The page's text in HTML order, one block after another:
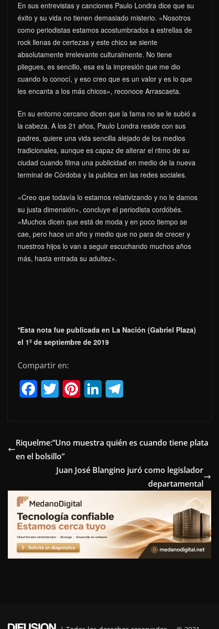
En sus entrevistas y canciones Paulo Londra dice que su
éxito y su vida no tienen demasiado misterio. «Nosotros
como periodistas estamos acostumbrados a estrellas de
rock llenas de certezas y este chico se siente
absolutamente irrelevante culturalmente. No tiene
pliegues, es sencillo, esa es la impresión que me dio
cuando lo conocí, y eso creo que es un valor y es lo que
les encanta a los más chicos», reconoce Arrascaeta.
En su entorno cercano dicen que la fama no se le subió a
la cabeza. A los 21 años, Paulo Londra reside con sus
padres, quiere una vida sencilla alejado de los medios
tradicionales, aunque es capaz de alterar el ritmo de su
ciudad cuando filma una publicidad en medio de la nueva
terminal de Córdoba y la publica en las redes sociales.
«Creo que todavía lo estamos relativizando y no le damos
su justa dimensión», concluye el periodista cordóbés.
«Muchos dicen que está de moda y en poco tiempo se
cae, pero hace un año y medio que no para de crecer y
nuestros hijos lo van a seguir escuchando muchos años
más, hasta entrada su adultez».
*Esta nota fue publicada en La Nación (Gabriel Plaza)
el 1º de septiembre de 2019
Compartir en:
e
b
k
t
t
t
s
t
k
n
e
Riquelme:“Uno muestra quién es cuando tiene plata
en el bolsillo”
Juan José Blangino juró como legislador
departamental